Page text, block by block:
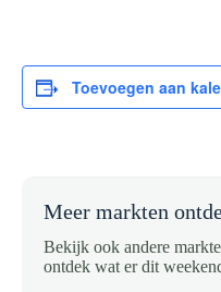
Toevoegen aan
Meer markten
Bekijk ook andere
ontdek wat er dit